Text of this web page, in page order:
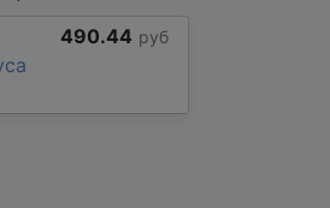
490.44 руб